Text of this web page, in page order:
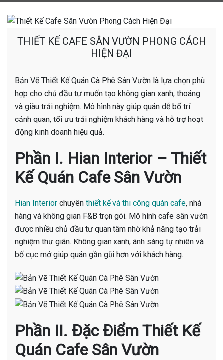
THIẾT KẾ CAFE SÂN VƯỜN PHONG CÁCH
HIỆN ĐẠI
Bản Vẽ Thiết Kế Quán Cà Phê Sân Vườn là lựa chọn phù
hợp cho chủ đầu tư muốn tạo không gian xanh, thoáng
và giàu trải nghiệm. Mô hình này giúp quán dễ bố trí
cảnh quan, tối ưu trải nghiệm khách hàng và hỗ trợ hoạt
động kinh doanh hiệu quả.
Phần I. Hian Interior – Thiết
Kế Quán Cafe Sân Vườn
Hian Interior chuyên thiết kế và thi công quán cafe, nhà
hàng và không gian F&B trọn gói. Mô hình cafe sân vườn
được nhiều chủ đầu tư quan tâm nhờ khả năng tạo trải
nghiệm thư giãn. Không gian xanh, ánh sáng tự nhiên và
bố cục mở giúp quán gần gũi hơn với khách hàng.
Phần II. Đặc Điểm Thiết Kế
Quán Cafe Sân Vườn